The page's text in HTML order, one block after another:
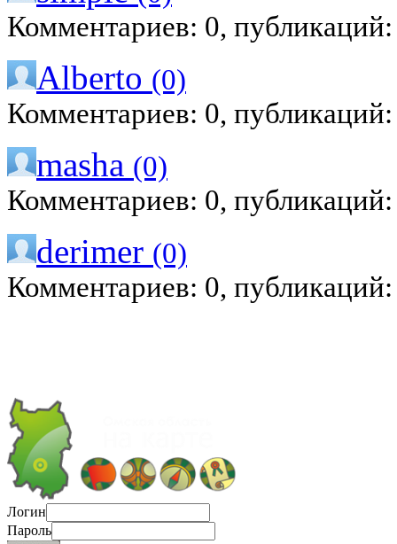
Комментариев: 0,
Alberto (0)
Комментариев: 0,
masha (0)
Комментариев: 0,
derimer (0)
Комментариев: 0,
Логин
Пароль